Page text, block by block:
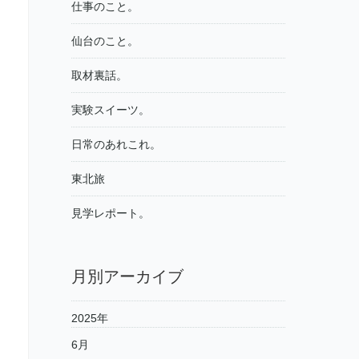
仕事のこと。
仙台のこと。
取材裏話。
実験スイーツ。
日常のあれこれ。
東北旅
見学レポート。
月別アーカイブ
2025年
6月